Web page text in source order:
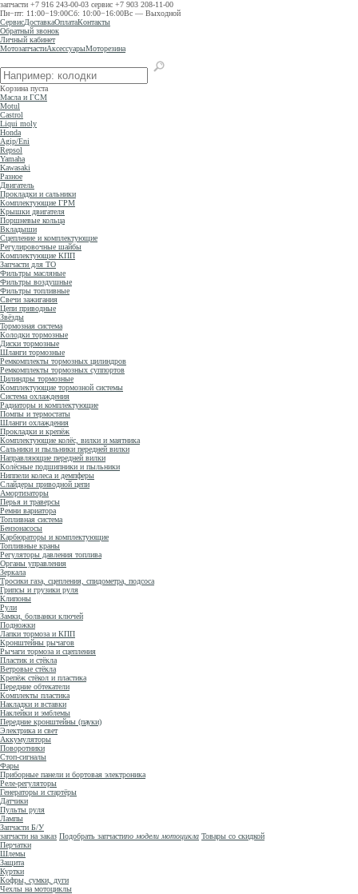
запчасти +7 916 243-00-03 сервис +7 903 208-11-00
Пн−пт: 11:00−19:00Сб: 10:00−16:00Вс — Выходной
СервисДоставкаОплатаКонтакты
Обратный звонок
Личный кабинет
МотозапчастиАксессуарыМоторезина
Корзина пуста
Масла и ГСМ
Motul
Castrol
Liqui moly
Honda
Agip/Eni
Repsol
Yamaha
Kawasaki
Разное
Двигатель
Прокладки и сальники
Комплектующие ГРМ
Крышки двигателя
Поршневые кольца
Вкладыши
Сцепление и комплектующие
Регулировочные шайбы
Комплектующие КПП
Запчасти для ТО
Фильтры масляные
Фильтры воздушные
Фильтры топливные
Свечи зажигания
Цепи приводные
Звёзды
Тормозная система
Колодки тормозные
Диски тормозные
Шланги тормозные
Ремкомплекты тормозных цилиндров
Ремкомплекты тормозных суппортов
Цилиндры тормозные
Комплектующие тормозной системы
Система охлаждения
Радиаторы и комплектующие
Помпы и термостаты
Шланги охлаждения
Прокладки и крепёж
Комплектующие колёс, вилки и маятника
Сальники и пыльники передней вилки
Направляющие передней вилки
Колёсные подшипники и пыльники
Ниппели колеса и демпферы
Слайдеры приводной цепи
Амортизаторы
Перья и траверсы
Ремни вариатора
Топливная система
Бензонасосы
Карбюраторы и комплектующие
Топливные краны
Регуляторы давления топлива
Органы управления
Зеркала
Тросики газа, сцепления, спидометра, подсоса
Грипсы и грузики руля
Клипоны
Рули
Замки, болванки ключей
Подножки
Лапки тормоза и КПП
Кронштейны рычагов
Рычаги тормоза и сцепления
Пластик и стёкла
Ветровые стёкла
Крепёж стёкол и пластика
Передние обтекатели
Комплекты пластика
Накладки и вставки
Наклейки и эмблемы
Передние кронштейны (пауки)
Электрика и свет
Аккумуляторы
Поворотники
Стоп-сигналы
Фары
Приборные панели и бортовая электроника
Реле-регуляторы
Генераторы и стартёры
Датчики
Пульты руля
Лампы
Запчасти Б/У
запчасти на заказ Подобрать запчастипо модели мотоцикла Товары со скидкой
Перчатки
Шлемы
Защита
Куртки
Кофры, сумки, дуги
Чехлы на мотоциклы